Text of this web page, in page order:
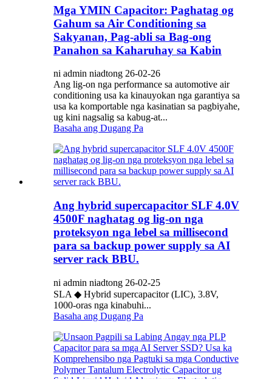
Mga YMIN Capacitor: Paghatag og
Gahum sa Air Conditioning sa
Sakyanan, Pag-abli sa Bag-ong
Panahon sa Kaharuhay sa Kabin
ni admin niadtong 26-02-26
Ang lig-on nga performance sa automotive air
conditioning usa ka kinauyokan nga garantiya sa
usa ka komportable nga kasinatian sa pagbiyahe,
ug kini nagsalig sa kabug-at...
Basaha ang Dugang Pa
Ang hybrid supercapacitor SLF 4.0V
4500F naghatag og lig-on nga
proteksyon nga lebel sa millisecond
para sa backup power supply sa AI
server rack BBU.
ni admin niadtong 26-02-25
SLA ◆ Hybrid supercapacitor (LIC), 3.8V,
1000-oras nga kinabuhi...
Basaha ang Dugang Pa